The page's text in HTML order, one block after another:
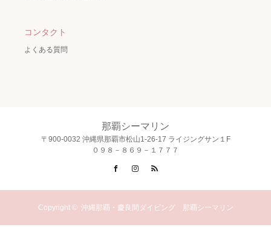
コンタクト
よくある質問
那覇シーマリン
〒900-0032 沖縄県那覇市松山1-26-17 ライジングサン１F
０９８－８６９－１７７７
FacebookInstagram
Copyright © 沖縄那覇・慶良間ダイビング 那覇シーマリン